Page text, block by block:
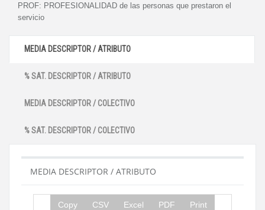
PROF: PROFESIONALIDAD de las personas que prestaron el
servicio
MEDIA DESCRIPTOR / ATRIBUTO
% SAT. DESCRIPTOR / ATRIBUTO
MEDIA DESCRIPTOR / COLECTIVO
% SAT. DESCRIPTOR / COLECTIVO
MEDIA DESCRIPTOR / ATRIBUTO
Copy CSV Excel PDF Print